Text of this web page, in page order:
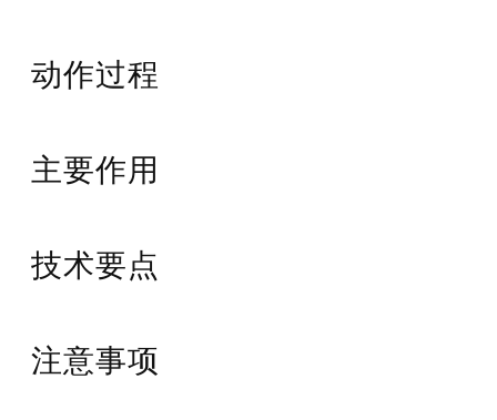
动作过程
主要作用
技术要点
注意事项